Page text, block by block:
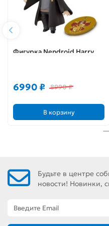
Фигурка Nendroid Harry
6990 ₽ 8990 ₽
В корзину
Будьте в центре
новости! Новинки,